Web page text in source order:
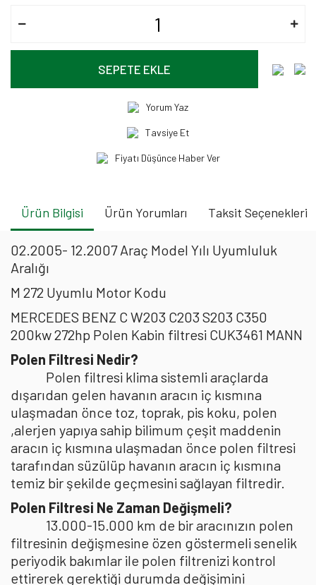
SEPETE EKLE
Yorum Yaz
Tavsiye Et
Fiyatı Düşünce Haber Ver
Ürün Bilgisi Ürün Yorumları Taksit Seçenekleri
02.2005- 12.2007 Araç Model Yılı Uyumluluk
Aralığı
M 272 Uyumlu Motor Kodu
MERCEDES BENZ C W203 C203 S203 C350
200kw 272hp Polen Kabin filtresi CUK3461 MANN
Polen Filtresi Nedir?
Polen filtresi klima sistemli araçlarda
dışarıdan gelen havanın aracın iç kısmına
ulaşmadan önce toz, toprak, pis koku, polen
,alerjen yapıya sahip bilimum çeşit maddenin
aracın iç kısmına ulaşmadan önce polen filtresi
tarafından süzülüp havanın aracın iç kısmına
temiz bir şekilde geçmesini sağlayan filtredir.
Polen Filtresi Ne Zaman Değişmeli?
13.000-15.000 km de bir aracınızın polen
filtresinin değişmesine özen göstermeli senelik
periyodik bakımlar ile polen filtrenizi kontrol
ettirerek gerektiği durumda değişimini